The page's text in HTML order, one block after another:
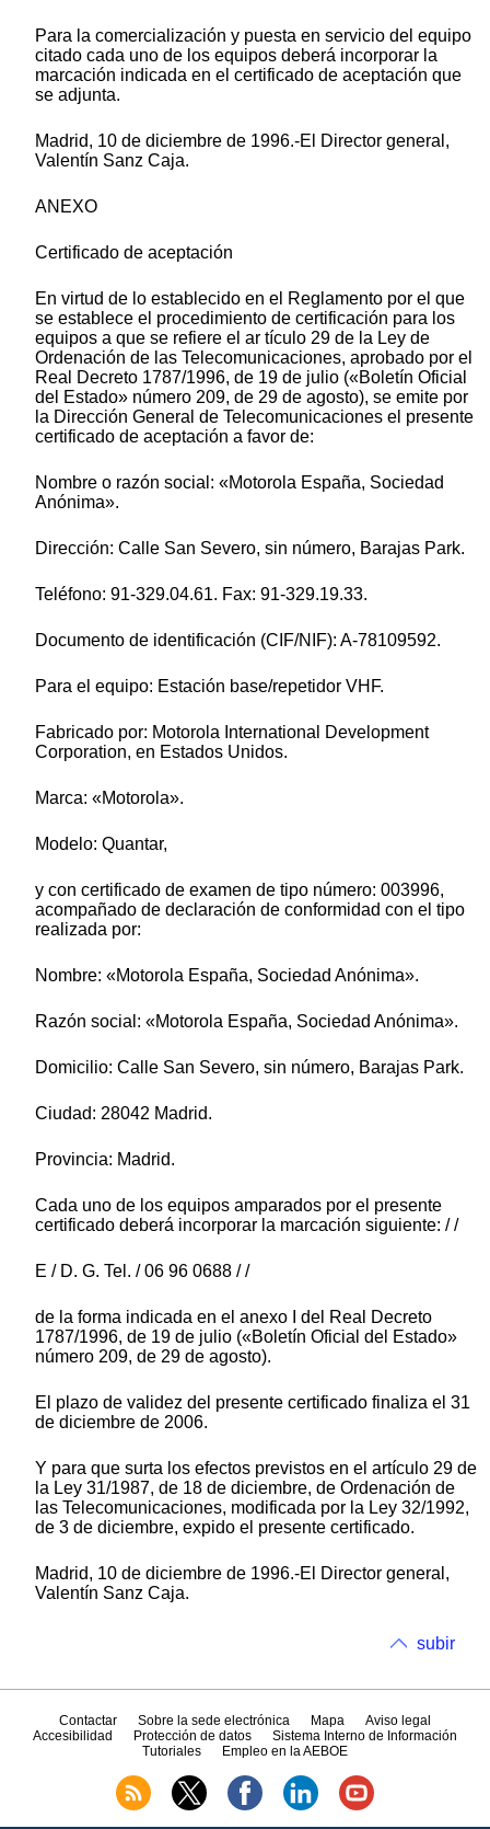
Para la comercialización y puesta en servicio del equipo
citado cada uno de los equipos deberá incorporar la
marcación indicada en el certificado de aceptación que
se adjunta.
Madrid, 10 de diciembre de 1996.-El Director general,
Valentín Sanz Caja.
ANEXO
Certificado de aceptación
En virtud de lo establecido en el Reglamento por el que
se establece el procedimiento de certificación para los
equipos a que se refiere el ar tículo 29 de la Ley de
Ordenación de las Telecomunicaciones, aprobado por el
Real Decreto 1787/1996, de 19 de julio («Boletín Oficial
del Estado» número 209, de 29 de agosto), se emite por
la Dirección General de Telecomunicaciones el presente
certificado de aceptación a favor de:
Nombre o razón social: «Motorola España, Sociedad
Anónima».
Dirección: Calle San Severo, sin número, Barajas Park.
Teléfono: 91-329.04.61. Fax: 91-329.19.33.
Documento de identificación (CIF/NIF): A-78109592.
Para el equipo: Estación base/repetidor VHF.
Fabricado por: Motorola International Development
Corporation, en Estados Unidos.
Marca: «Motorola».
Modelo: Quantar,
y con certificado de examen de tipo número: 003996,
acompañado de declaración de conformidad con el tipo
realizada por:
Nombre: «Motorola España, Sociedad Anónima».
Razón social: «Motorola España, Sociedad Anónima».
Domicilio: Calle San Severo, sin número, Barajas Park.
Ciudad: 28042 Madrid.
Provincia: Madrid.
Cada uno de los equipos amparados por el presente
certificado deberá incorporar la marcación siguiente: / /
E / D. G. Tel. / 06 96 0688 / /
de la forma indicada en el anexo I del Real Decreto
1787/1996, de 19 de julio («Boletín Oficial del Estado»
número 209, de 29 de agosto).
El plazo de validez del presente certificado finaliza el 31
de diciembre de 2006.
Y para que surta los efectos previstos en el artículo 29 de
la Ley 31/1987, de 18 de diciembre, de Ordenación de
las Telecomunicaciones, modificada por la Ley 32/1992,
de 3 de diciembre, expido el presente certificado.
Madrid, 10 de diciembre de 1996.-El Director general,
Valentín Sanz Caja.
subir
Contactar Sobre la sede electrónica Mapa
Aviso legal
Accesibilidad
Protección de datos
Sistema Interno de Información
Tutoriales
Empleo en la AEBOE